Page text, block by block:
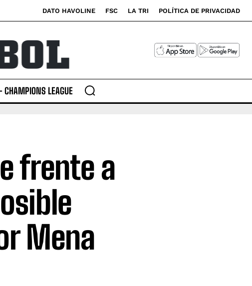
DATO HAVOLINE FSC LA TRI POLÍTICA DE PRIVACIDAD
CHAMPIONS LEAGUE
frente a
Mena